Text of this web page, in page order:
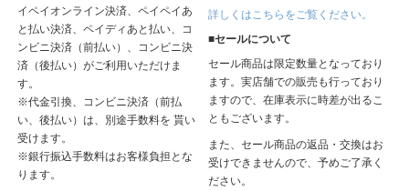
イペイオンライン決済、ペイペイあ
と払い決済、ペイディあと払い、コ
ンビニ決済（前払い）、コンビニ決
済（後払い）がご利用いただけま
す。
※代金引換、コンビニ決済（前払
い、後払い）は、別途手数料を 貰い
受けます。
※銀行振込手数料はお客様負担とな
ります。
詳しくはこちらをご覧ください。
■セールについて
セール商品は限定数量となっており
ます。実店舗での販売も行っており
ますので、在庫表示に時差が出るこ
ともございます。
また、セール商品の返品・交換はお
受けできませんので、予めご了承く
ださい。